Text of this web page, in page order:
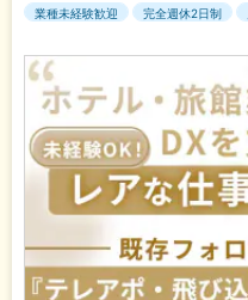
業種未経験歓迎
完全週休2日制